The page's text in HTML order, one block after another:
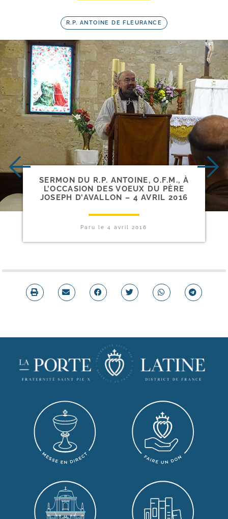
R.P. ANTOINE DE FLEURANCE
SERMON DU R.P. ANTOINE, O.F.M., À
L’OCCASION DES VOEUX DU PÈRE
JOSEPH D’AVALLON – 4 AVRIL 2016
Paru le4 avril 2016